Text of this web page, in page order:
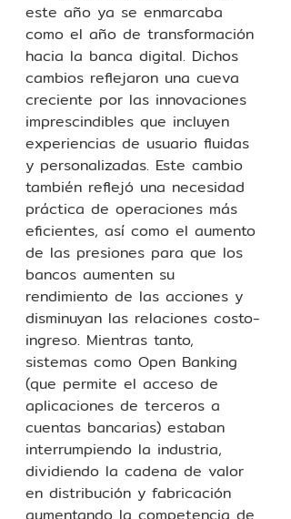
este año ya se enmarcaba
como el año de transformación
hacia la banca digital. Dichos
cambios reflejaron una cueva
creciente por las innovaciones
imprescindibles que incluyen
experiencias de usuario fluidas
y personalizadas. Este cambio
también reflejó una necesidad
práctica de operaciones más
eficientes, así como el aumento
de las presiones para que los
bancos aumenten su
rendimiento de las acciones y
disminuyan las relaciones costo-
ingreso. Mientras tanto,
sistemas como Open Banking
(que permite el acceso de
aplicaciones de terceros a
cuentas bancarias) estaban
interrumpiendo la industria,
dividiendo la cadena de valor
en distribución y fabricación